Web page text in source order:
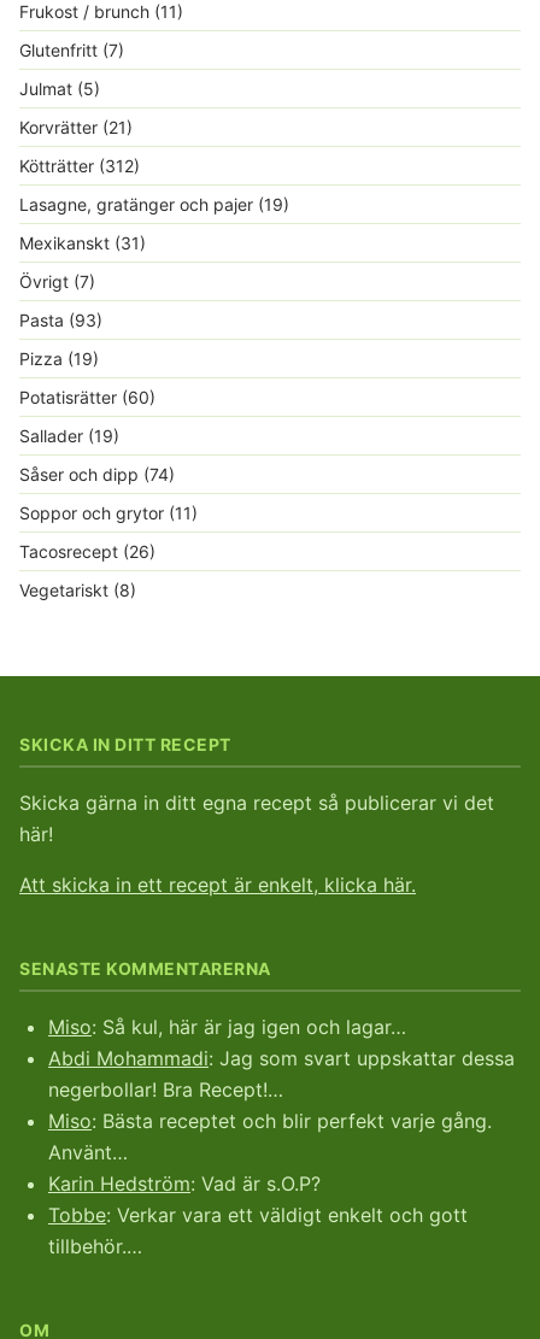
Frukost / brunch (11)
Glutenfritt (7)
Julmat (5)
Korvrätter (21)
Kötträtter (312)
Lasagne, gratänger och pajer (19)
Mexikanskt (31)
Övrigt (7)
Pasta (93)
Pizza (19)
Potatisrätter (60)
Sallader (19)
Såser och dipp (74)
Soppor och grytor (11)
Tacosrecept (26)
Vegetariskt (8)
SKICKA IN DITT RECEPT
Skicka gärna in ditt egna recept så publicerar vi det
här!
Att skicka in ett recept är enkelt, klicka här.
SENASTE KOMMENTARERNA
Miso: Så kul, här är jag igen och lagar…
Abdi Mohammadi: Jag som svart uppskattar dessa
negerbollar! Bra Recept!…
Miso: Bästa receptet och blir perfekt varje gång.
Använt…
Karin Hedström: Vad är s.O.P?
Tobbe: Verkar vara ett väldigt enkelt och gott
tillbehör.…
OM